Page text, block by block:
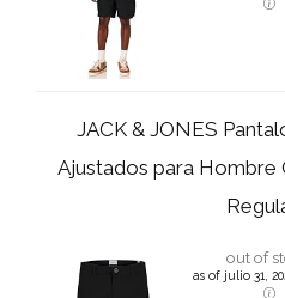
JACK & JONES
Ajustados para Hombre
out of
as of julio 31,